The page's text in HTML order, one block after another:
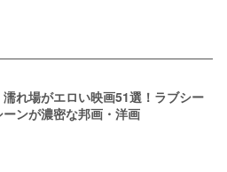
濡れ場がエロい映画51選！ラブシー
ンが濃密な邦画・洋画